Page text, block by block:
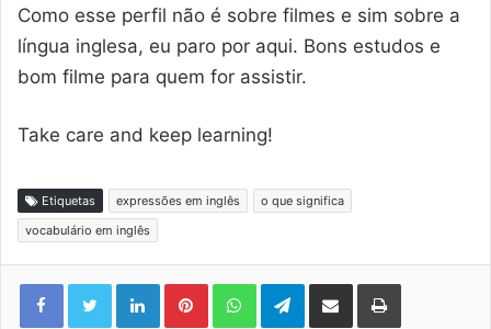
Como esse perfil não é sobre filmes e sim sobre a
língua inglesa, eu paro por aqui. Bons estudos e
bom filme para quem for assistir.
Take care and keep learning!
Etiquetas expressões em inglês
o que significa
vocabulário em inglês
LinkedinPinterestWhatsAppTelegram
Compartilhar via e-mail Imprimir